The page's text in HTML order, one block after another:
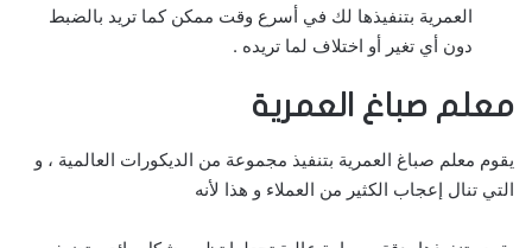
العمرية بتنفيذها لك في أسرع وقت ممكن كما تريد بالضبط
دون أي تغير أو اختلاف لما تريده .
معلم صباغ العمرية
يقوم معلم صباغ العمرية بتنفيذ مجموعة من الديكورات العالمية ، و
التي تنال إعجاب الكثير من العملاء و هذا لأنه